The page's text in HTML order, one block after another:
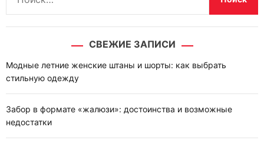
:
СВЕЖИЕ ЗАПИСИ
Модные летние женские штаны и шорты: как выбрать
стильную одежду
Забор в формате «жалюзи»: достоинства и возможные
недостатки